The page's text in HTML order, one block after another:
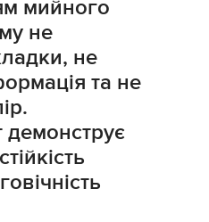
мийного
не
не
та не
демонструє